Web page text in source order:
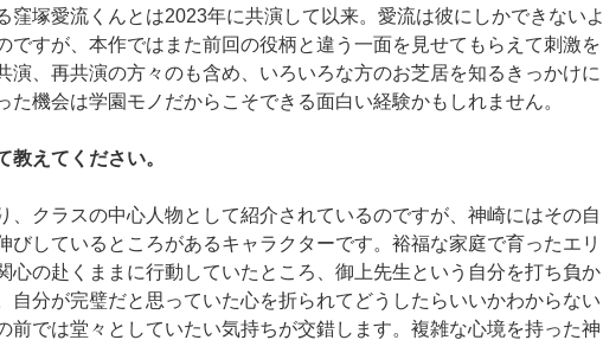
窪塚愛流くんとは2023年に共演して以来。愛流は彼にしかできないよ
ですが、本作ではまた前回の役柄と違う一面を見せてもらえて刺激を
演、再共演の方々のも含め、いろいろな方のお芝居を知るきっかけに
た機会は学園モノだからこそできる面白い経験かもしれません。
えてください。
、クラスの中心人物として紹介されているのですが、神崎にはその自
びしているところがあるキャラクターです。裕福な家庭で育ったエリ
心の赴くままに行動していたところ、御上先生という自分を打ち負か
自分が完璧だと思っていた心を折られてどうしたらいいかわからない
前では堂々としていたい気持ちが交錯します。複雑な心境を持った神